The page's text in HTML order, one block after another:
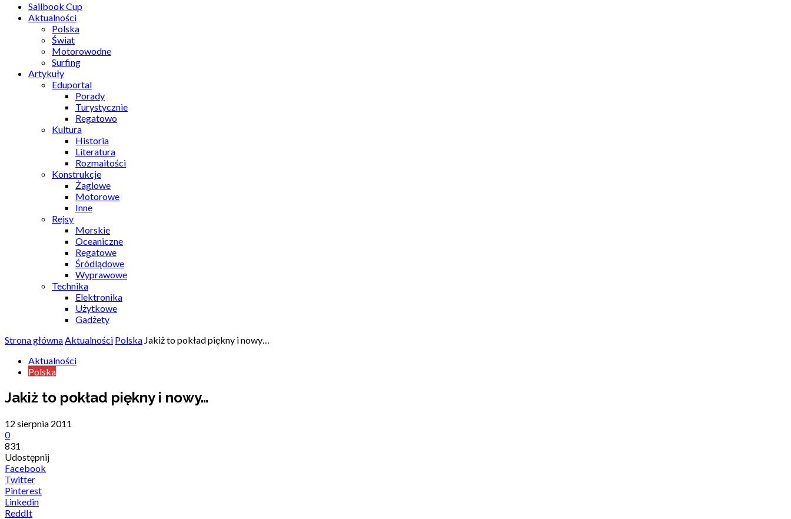
Sailbook Cup
Aktualności
Polska
Świat
Motorowodne
Surfing
Artykuły
Eduportal
Porady
Turystycznie
Regatowo
Kultura
Historia
Literatura
Rozmaitości
Konstrukcje
Żaglowe
Motorowe
Inne
Rejsy
Morskie
Oceaniczne
Regatowe
Śródlądowe
Wyprawowe
Technika
Elektronika
Użytkowe
Gadżety
Strona głównaAktualności Polska Jakiż to pokład piękny i nowy…
Aktualności
Polska
Jakiż to pokład piękny i nowy…
12 sierpnia 2011
0
831
Udostępnij
Facebook
Twitter
Pinterest
Linkedin
ReddIt